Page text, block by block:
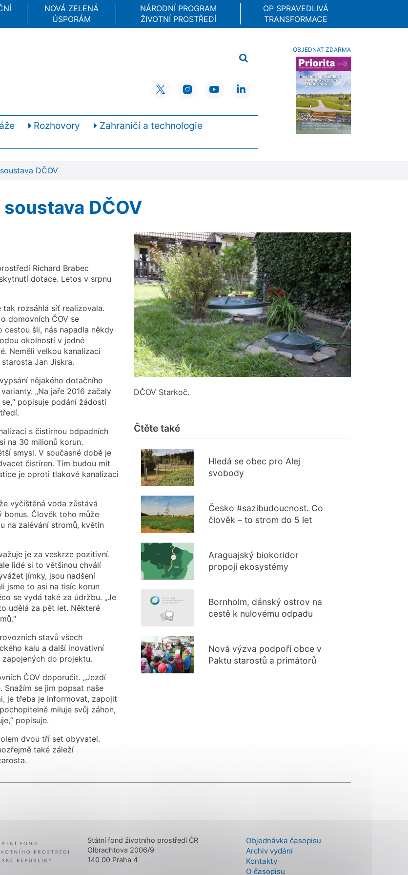
NOVÁ ZELENÁ
ÚSPORÁM
NÁRODNÍ PROGRAM
ŽIVOTNÍ PROSTŘEDÍ
OP SPRAVEDLIVÁ
TRANSFORMACE
Rozhovory
Zahraničí a technologie
OBJEDNAT ZDARMA
DČOV
DČOV
Richard Brabec
dotace. Letos v srpnu
rozsáhlá síť realizovala.
domovních ČOV se
cestou šli, nás napadla někdy
okolností v jedné
Neměli velkou kanalizaci
Jan Jiskra.
nějakého dotačního
„Na jaře 2016 začaly
popisuje podání žádosti
s čistírnou odpadních
na 30 milionů korun.
smysl. V současné době je
čistíren. Tím budou mít
je oproti tlakové kanalizaci
vyčištěná voda zůstává
bonus. Člověk toho může
na zalévání stromů, květin
je za veskrze pozitivní.
lidé si to většinou chválí
jímky, jsou nadšení
jsme to asi na tisíc korun
se vydá také za údržbu. „Je
udělá za pět let. Některé
stavů všech
kalu a další inovativní
do projektu.
ČOV doporučit. „Jezdí
se jim popsat naše
je třeba je informovat, zapojit
miluje svůj záhon,
popisuje.
dvou tří set obyvatel.
také záleží
DČOV Starkoč.
Čtěte také
Hledá se obec pro Alej
svobody
Česko #sazibudoucnost. Co
člověk – to strom do 5 let
Araguajský biokoridor
propojí ekosystémy
Bornholm, dánský ostrov na
cestě k nulovému odpadu
Nová výzva podpoří obce v
Paktu starostů a primátorů
Státní fond životního prostředí ČR
Olbrachtova 2006/9
140 00 Praha 4
Objednávka časopisu
Archiv vydání
Kontakty
O časopisu